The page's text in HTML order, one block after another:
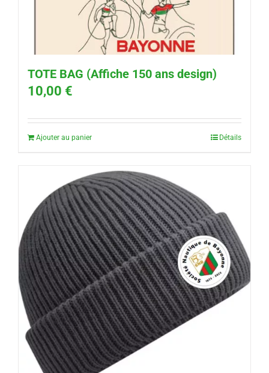
TOTE BAG (Affiche 150 ans design)
10,00 €
Ajouter au panier Détails